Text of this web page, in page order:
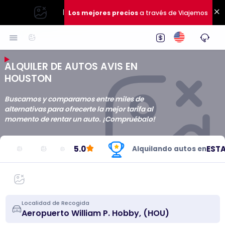
| Los mejores preciosa través de Viajemos
ALQUILER DE AUTOS AVIS EN
HOUSTON
Buscamos y comparamos entre miles de
alternativas para ofrecerte la mejor tarifa al
momento de rentar un auto. ¡Compruébalo!
5.0 Alquilando autos en
Localidad de Recogida